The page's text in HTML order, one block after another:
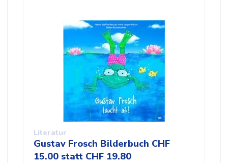
Literatur
Gustav Frosch Bilderbuch CHF
15.00 statt CHF 19.80